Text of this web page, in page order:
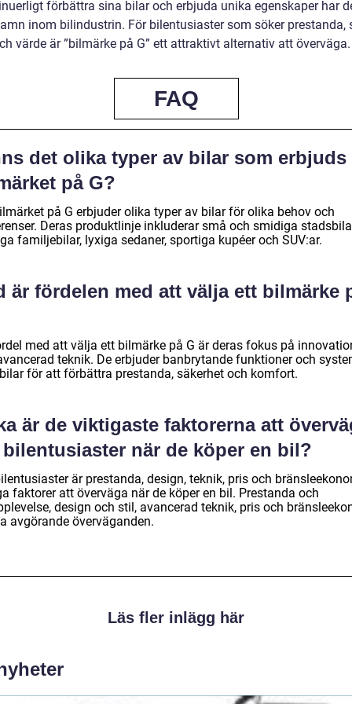
förbättra sina bilar och erbjuda unika egenskaper har
inom bilindustrin. För bilentusiaster som söker prestanda,
värde är ”bilmärke på G” ett attraktivt alternativ att överväga.
FAQ
det olika typer av bilar som erbjuds
på G?
på G erbjuder olika typer av bilar för olika behov och
Deras produktlinje inkluderar små och smidiga
familjebilar, lyxiga sedaner, sportiga kupéer och SUV:ar.
är fördelen med att välja ett bilmärke
med att välja ett bilmärke på G är deras fokus på
teknik. De erbjuder banbrytande funktioner och
för att förbättra prestanda, säkerhet och komfort.
är de viktigaste faktorerna att
när de köper en bil?
är prestanda, design, teknik, pris och
faktorer att överväga när de köper en bil. Prestanda och
design och stil, avancerad teknik, pris och
avgörande överväganden.
Läs fler inlägg här